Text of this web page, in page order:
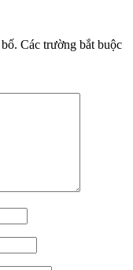
Các trường bắt buộc